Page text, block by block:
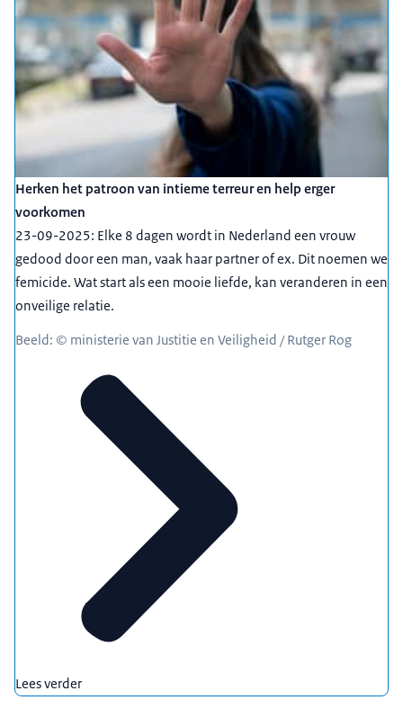
Herken het patroon van intieme terreur en help erger
voorkomen
23-09-2025: Elke 8 dagen wordt in Nederland een vrouw
gedood door een man, vaak haar partner of ex. Dit noemen we
femicide. Wat start als een mooie liefde, kan veranderen in een
onveilige relatie.
Beeld: © ministerie van Justitie en Veiligheid / Rutger Rog
Lees verder